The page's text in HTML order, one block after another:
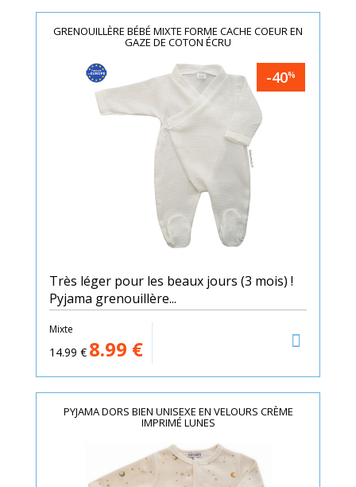
GRENOUILLÈRE BÉBÉ MIXTE FORME CACHE COEUR EN
GAZE DE COTON ÉCRU
-40%
Très léger pour les beaux jours (3 mois) !
Pyjama grenouillère...
Mixte
14.99 € 8.99 €
PYJAMA DORS BIEN UNISEXE EN VELOURS CRÈME
IMPRIMÉ LUNES